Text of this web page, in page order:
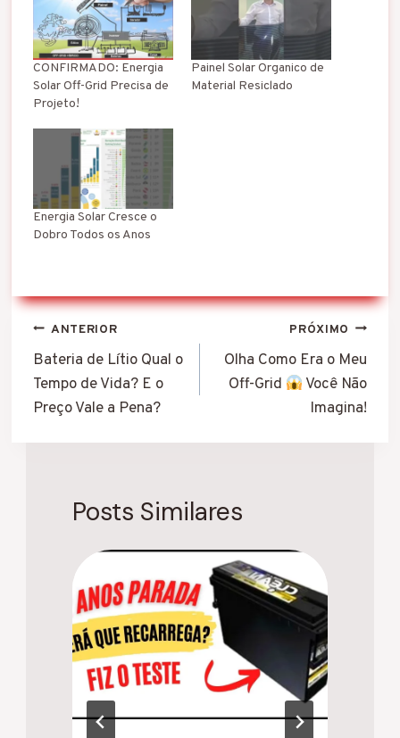
CONFIRMADO: Energia
Solar Off-Grid Precisa de
Projeto!
Painel Solar Organico de
Material Resiclado
Energia Solar Cresce o
Dobro Todos os Anos
Navegação
de
Post
ANTERIOR
Bateria de Lítio Qual o
Tempo de Vida? E o
Preço Vale a Pena?
PRÓXIMO
Olha Como Era o Meu
Off-Grid
Você Não
Imagina!
Posts Similares